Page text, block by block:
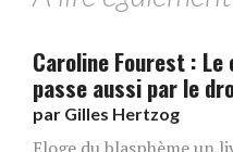
Caroline Fourest :
passe aussi par le
par Gilles Hertzog